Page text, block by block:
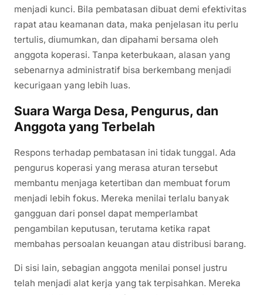
menjadi kunci. Bila pembatasan dibuat demi efektivitas
rapat atau keamanan data, maka penjelasan itu perlu
tertulis, diumumkan, dan dipahami bersama oleh
anggota koperasi. Tanpa keterbukaan, alasan yang
sebenarnya administratif bisa berkembang menjadi
kecurigaan yang lebih luas.
Suara Warga Desa, Pengurus, dan
Anggota yang Terbelah
Respons terhadap pembatasan ini tidak tunggal. Ada
pengurus koperasi yang merasa aturan tersebut
membantu menjaga ketertiban dan membuat forum
menjadi lebih fokus. Mereka menilai terlalu banyak
gangguan dari ponsel dapat memperlambat
pengambilan keputusan, terutama ketika rapat
membahas persoalan keuangan atau distribusi barang.
Di sisi lain, sebagian anggota menilai ponsel justru
telah menjadi alat kerja yang tak terpisahkan. Mereka